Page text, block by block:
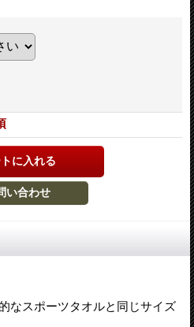
なスポーツタオルと同じサイズ